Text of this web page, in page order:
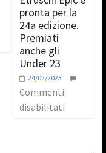
pronta per la
24a edizione.
Premiati
anche gli
Under 23
24/02/2023
Commenti
disabilitati